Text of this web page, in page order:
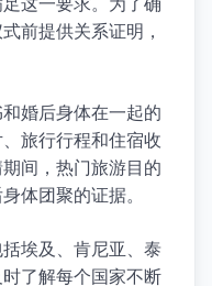
前提供关系证明，
婚后身体在一起的
旅行行程和住宿收
间，热门旅游目的
体团聚的证据。
埃及、肯尼亚、泰
了解每个国家不断